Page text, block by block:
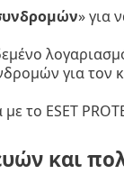
» για
για τον
το ESET
και